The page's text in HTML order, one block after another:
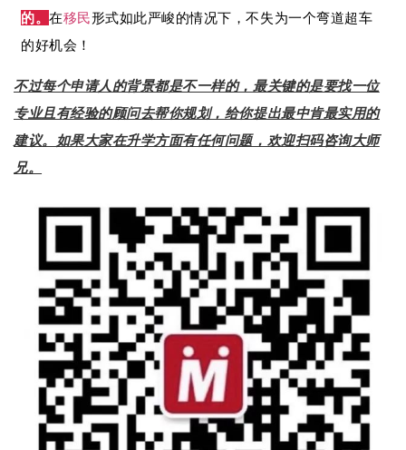
的。在移民形式如此严峻的情况下，不失为一个弯道超车
的好机会！
不过每个申请人的背景都是不一样的，最关键的是要找一位
专业且有经验的顾问去帮你规划，给你提出最中肯最实用的
建议。如果大家在升学方面有任何问题，欢迎扫码咨询大师
兄。